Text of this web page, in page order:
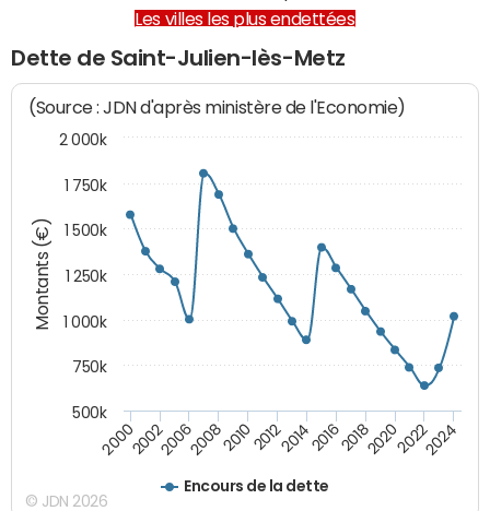
Les villes les plus endettées
Dette de Saint-Julien-lès-Metz
Montants (€)
(Source : JDN d'après ministère de l'Economie)
Encours de la dette
200020022006200820102012201420162018202020222024
500k
750k
1 000k
1 250k
1 500k
1 750k
2 000k
© JDN 2026